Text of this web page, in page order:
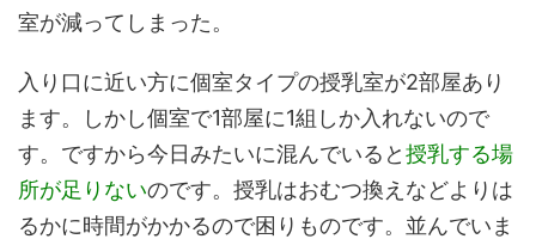
室が減ってしまった。
入り口に近い方に個室タイプの授乳室が2部屋あり
ます。しかし個室で1部屋に1組しか入れないので
す。ですから今日みたいに混んでいると授乳する場
所が足りないのです。授乳はおむつ換えなどよりは
るかに時間がかかるので困りものです。並んでいま